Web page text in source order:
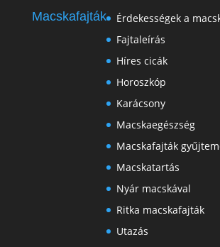
Macskafajták
Érdekességek a
Fajtaleírás
Híres cicák
Horoszkóp
Karácsony
Macskaegészség
Macskafajták
Macskatartás
Nyár macskával
Ritka macskafajták
Utazás